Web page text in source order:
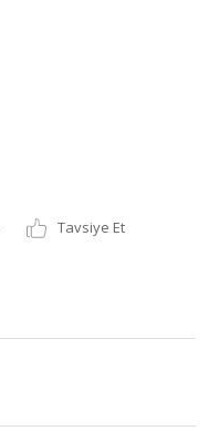
Tavsiye Et